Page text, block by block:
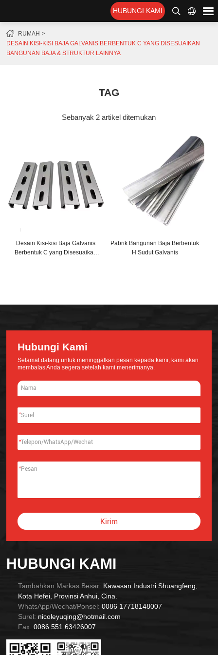
HUBUNGI KAMI
RUMAH
DESAIN KISI-KISI BAJA GALVANIS BERBENTUK C YANG DISESUAIKAN
BANGUNAN BAJA & STRUKTUR LAINNYA
TAG
Sebanyak 2 artikel ditemukan
Desain Kisi-kisi Baja Galvanis
Berbentuk C yang Disesuaikan
Pabrik Bangunan Baja Berbentuk
H Sudut Galvanis
HUBUNGI KAMI
Tambahkan Markas Besar: Kawasan Industri Shuangfeng,
Kota Hefei, Provinsi Anhui, Cina.
WhatsApp/Wechat/Ponsel: 0086 17718148007
Surel: nicoleyuqing@hotmail.com
Fax: 0086 551 63426007
Hubungi Kami
Selamat datang untuk meninggalkan pesan kepada kami, kami akan
membalas Anda segera setelah kami menerimanya.
*
*
*
Kirim